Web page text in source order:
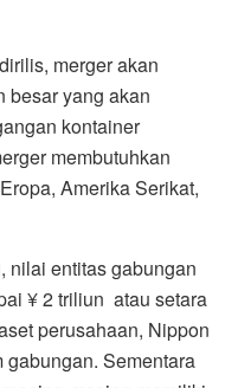
merger akan
besar yang akan
kontainer
membutuhkan
Amerika Serikat,
nilai entitas gabungan
¥ 2 triliun atau setara
perusahaan, Nippon
Sementara